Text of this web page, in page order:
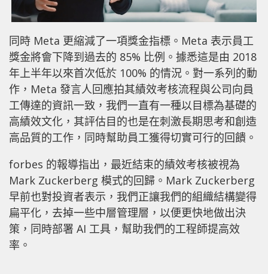
同時 Meta 更縮減了一項獎金指標。Meta 表示員工
獎金將會下降到過去的 85% 比例。據悉這是由 2018
年上半年以來首次低於 100% 的情況。對一系列的動
作，Meta 發言人回應拍其績效考核流程與公司向員
工傳達的資訊一致，我們一直有一種以目標為基礎的
高績效文化，其評估目的也是在刺激長期思考和創造
高品質的工作，同時幫助員工獲得切實可行的回饋。
forbes 的報導指出，最近結束的績效考核被視為
Mark Zuckerberg 模式的回歸。Mark Zuckerberg
早前也對投資者表示，我們正讓我們的組織結構變得
扁平化，去掉一些中層管理層，以便更快地做出決
策，同時部署 AI 工具，幫助我們的工程師提高效
率。